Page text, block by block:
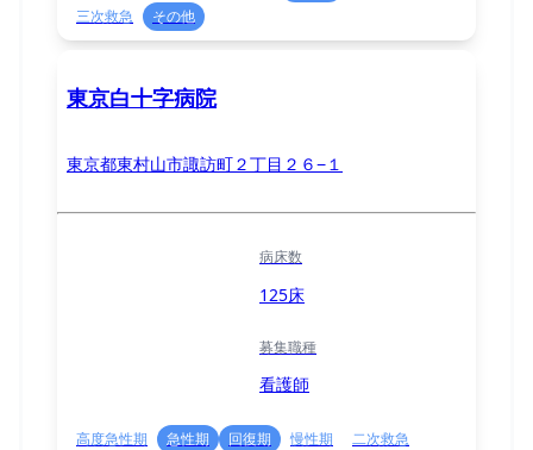
三次救急
その他
東京白十字病院
東京都東村山市諏訪町２丁目２６−１
病床数
125床
募集職種
看護師
高度急性期 急性期 回復期 慢性期
二次救急